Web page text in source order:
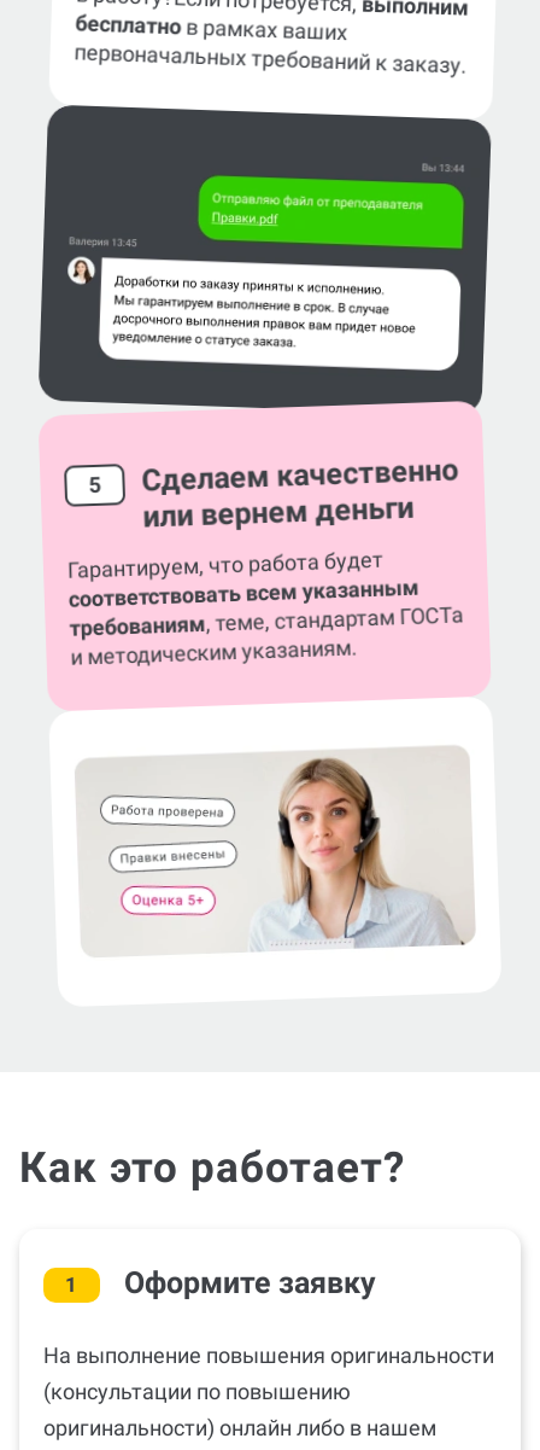
выполним
бесплатнов рамках ваших
первоначальных требований к заказу.
5 Сделаем качественно
или вернем деньги
Гарантируем, что работа будет
соответствовать всем указанным
требованиям, теме, стандартам ГОСТа
и методическим указаниям.
Как это работает?
1 Оформите заявку
На выполнение повышения оригинальности
(консультации по повышению
оригинальности) онлайн либо в нашем